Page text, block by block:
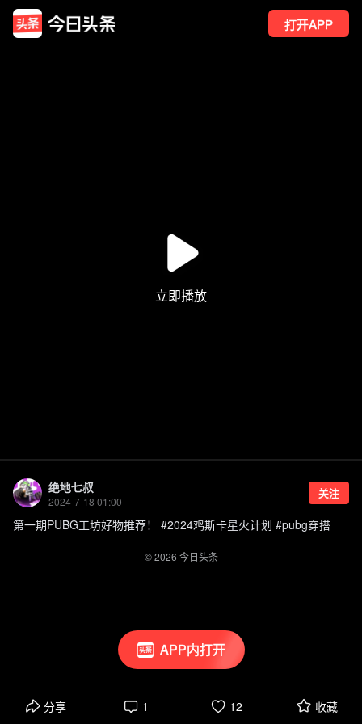
打开APP
APP内打开
绝地七叔
2024-7-18 01:00
关注
第一期PUBG工坊好物推荐！ #2024鸡斯卡星火计划 #pubg穿搭
分享 1 12 收藏
—— ©2026 今日头条——